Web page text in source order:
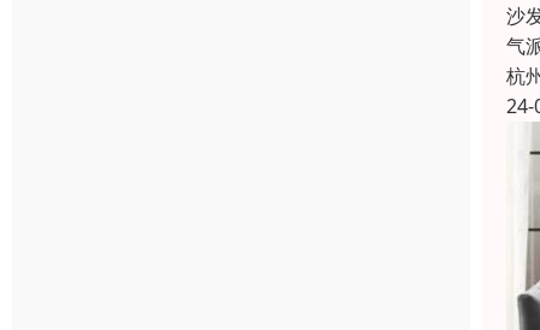
沙
气
杭
24-